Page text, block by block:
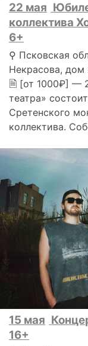
22 мая
коллектива
6+
⚲ Псковская
Некрасова, дом
🗎 [от 1000₽] —
театра»
Сретенского
коллектива.
15 мая
16+